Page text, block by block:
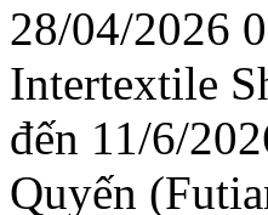
28/04/2026
Intertextile
đến 11/6/
Quyến